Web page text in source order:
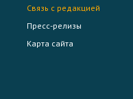
Связь с редакцией
Пресс-релизы
Карта сайта